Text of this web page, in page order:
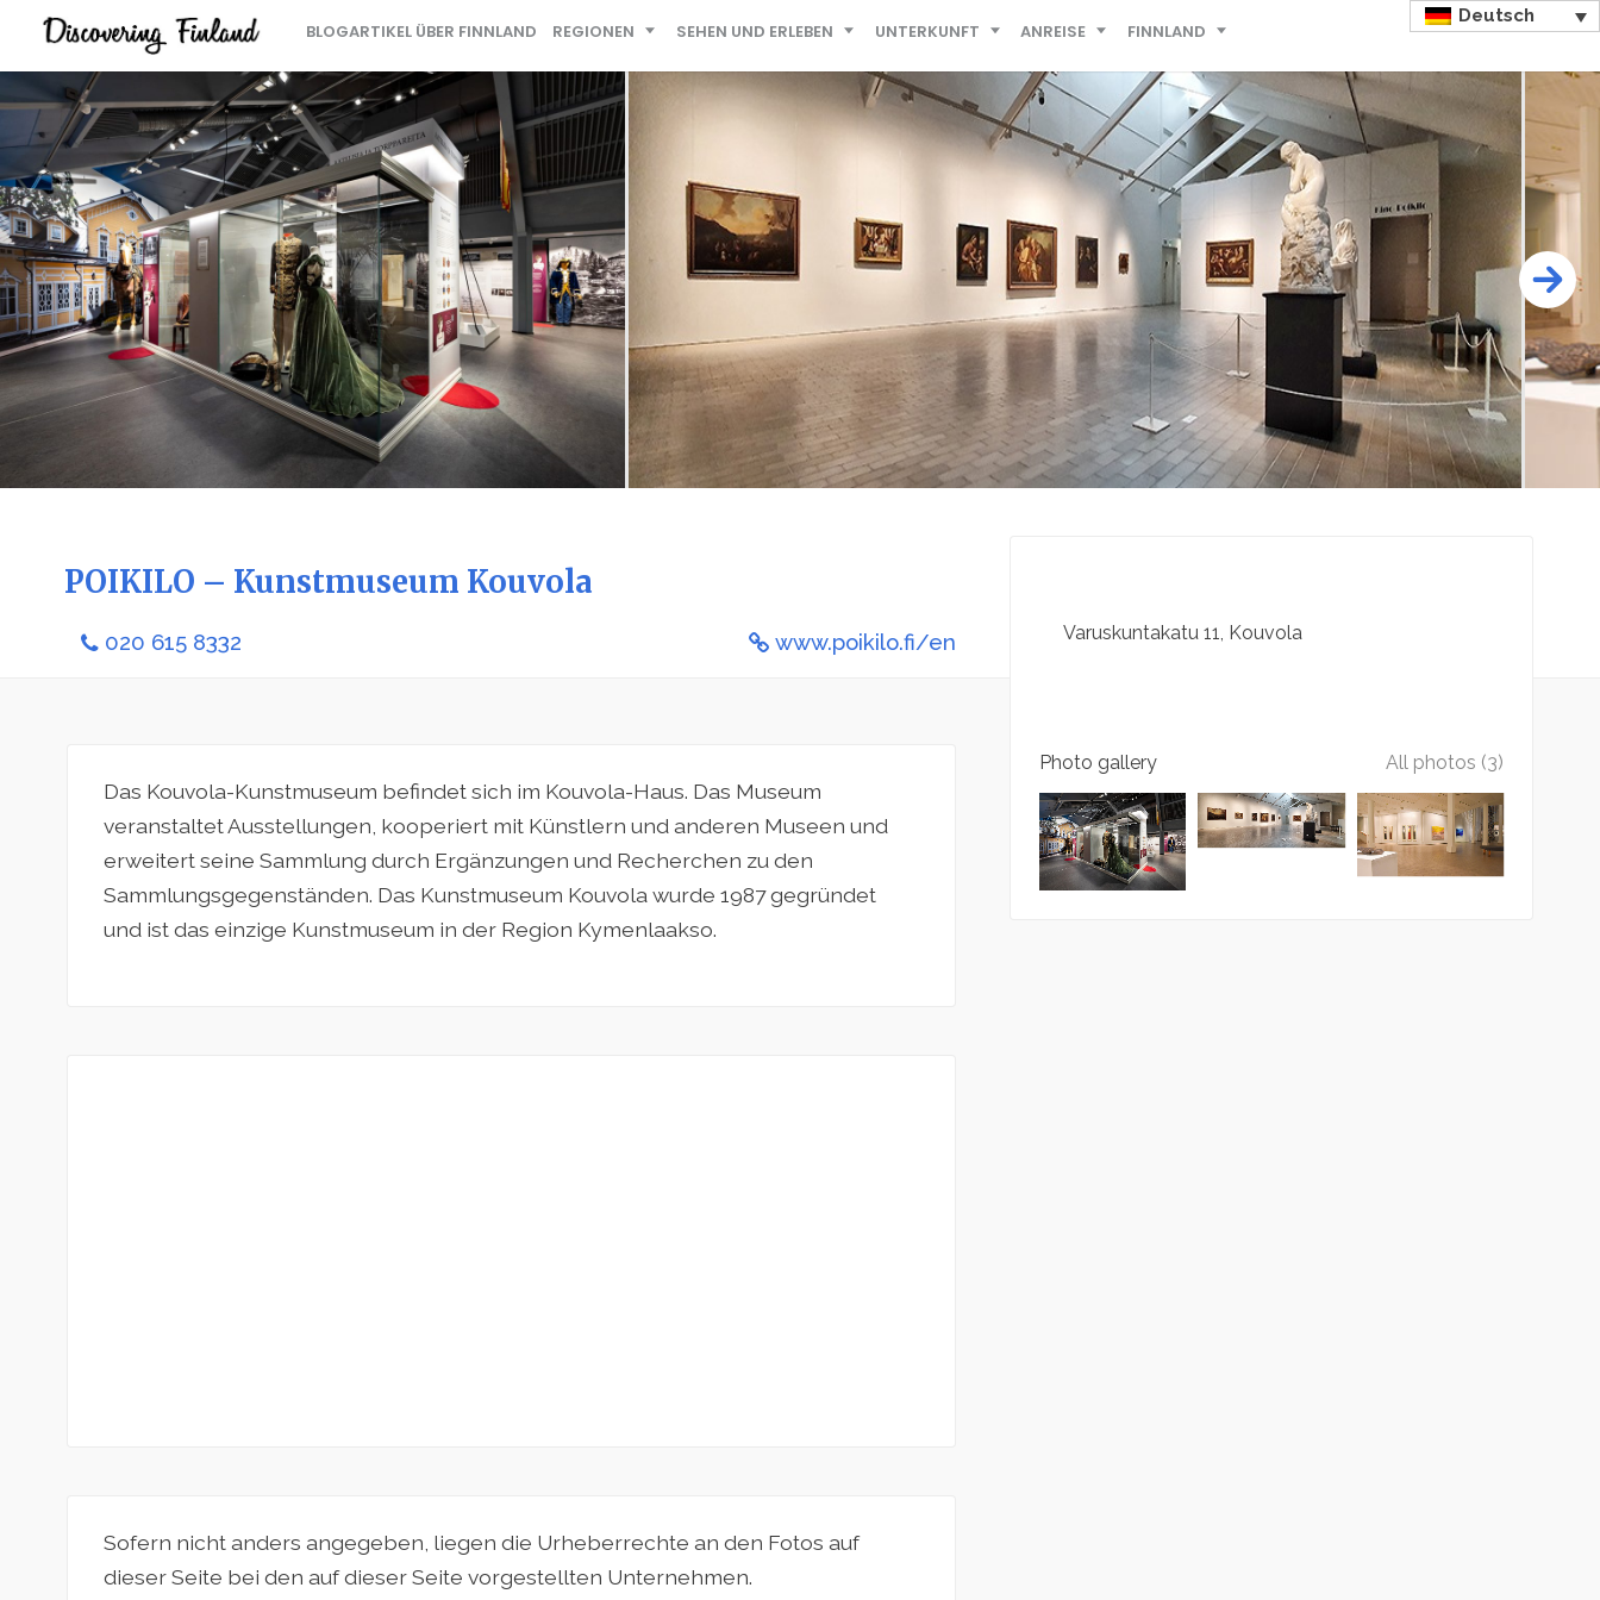
BLOGARTIKEL ÜBER FINNLAND REGIONEN SEHEN UND ERLEBEN UNTERKUNFT ANREISE FINNLAND
Deutsch
POIKILO – Kunstmuseum Kouvola
020 615 8332 www.poikilo.fi/en
Das Kouvola-Kunstmuseum befindet sich im Kouvola-Haus. Das Museum
veranstaltet Ausstellungen, kooperiert mit Künstlern und anderen Museen und
erweitert seine Sammlung durch Ergänzungen und Recherchen zu den
Sammlungsgegenständen. Das Kunstmuseum Kouvola wurde 1987 gegründet
und ist das einzige Kunstmuseum in der Region Kymenlaakso.
Sofern nicht anders angegeben, liegen die Urheberrechte an den Fotos auf
dieser Seite bei den auf dieser Seite vorgestellten Unternehmen.
Varuskuntakatu 11 Kouvola
Photo gallery All photos (3)